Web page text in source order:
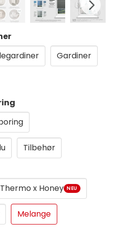
Gardiner
Tilbehør
Thermo x Honey NEU
Melange